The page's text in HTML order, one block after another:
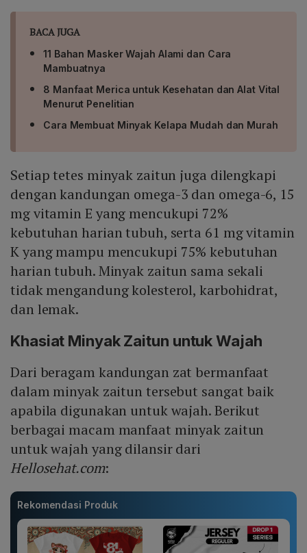
BACA JUGA
11 Bahan Masker Wajah Alami dan Cara
Mambuatnya
8 Manfaat Merica untuk Kesehatan dan Alat Vital
Menurut Penelitian
Cara Membuat Minyak Kelapa Mudah dan Murah
Setiap tetes minyak zaitun juga dilengkapi
dengan kandungan omega-3 dan omega-6, 15
mg vitamin E yang mencukupi 72%
kebutuhan harian tubuh, serta 61 mg vitamin
K yang mampu mencukupi 75% kebutuhan
harian tubuh. Minyak zaitun sama sekali
tidak mengandung kolesterol, karbohidrat,
dan lemak.
Khasiat Minyak Zaitun untuk Wajah
Dari beragam kandungan zat bermanfaat
dalam minyak zaitun tersebut sangat baik
apabila digunakan untuk wajah. Berikut
berbagai macam manfaat minyak zaitun
untuk wajah yang dilansir dari
Hellosehat.com:
Rekomendasi Produk